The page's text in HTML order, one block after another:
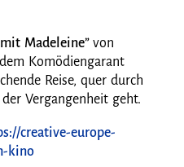
Madeleine”von
Komödiengarant
Reise, quer durch
Vergangenheit geht.
creative-europe-
kino